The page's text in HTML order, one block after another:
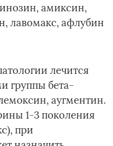
амиксин,
лавомакс, афлубин
лечится
группы бета-
аугментин.
1-3 поколения
при